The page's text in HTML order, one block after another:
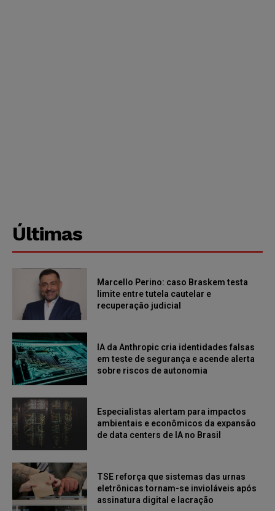
Últimas
Marcello Perino: caso Braskem testa
limite entre tutela cautelar e
recuperação judicial
IA da Anthropic cria identidades falsas
em teste de segurança e acende alerta
sobre riscos de autonomia
Especialistas alertam para impactos
ambientais e econômicos da expansão
de data centers de IA no Brasil
TSE reforça que sistemas das urnas
eletrônicas tornam-se invioláveis após
assinatura digital e lacração